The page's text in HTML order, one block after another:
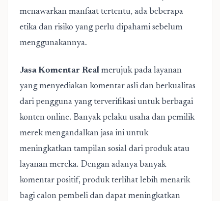
menawarkan manfaat tertentu, ada beberapa
etika dan risiko yang perlu dipahami sebelum
menggunakannya.
Jasa Komentar Real merujuk pada layanan
yang menyediakan komentar asli dan berkualitas
dari pengguna yang terverifikasi untuk berbagai
konten online. Banyak pelaku usaha dan pemilik
merek mengandalkan jasa ini untuk
meningkatkan tampilan sosial dari produk atau
layanan mereka. Dengan adanya banyak
komentar positif, produk terlihat lebih menarik
bagi calon pembeli dan dapat meningkatkan